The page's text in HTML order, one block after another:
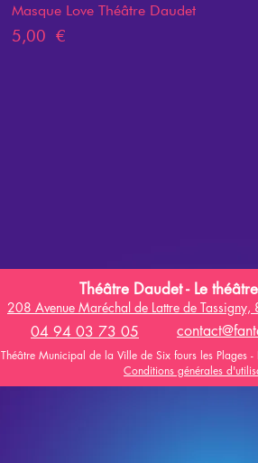
Aperçu rapide
Masque Love Théâtre Daudet
Prix
5,00 €
Théâtre Daudet - Le
208 Avenue Maréchal de Lattre de Tassigny,
04 94 03 73 05
Théâtre Municipal de la Ville de Six fours les Plages -
Conditions générales